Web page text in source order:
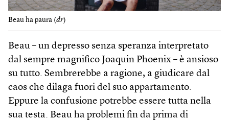
Beau ha paura (dr)
Beau – un depresso senza speranza interpretato
dal sempre magnifico Joaquin Phoenix – è ansioso
su tutto. Sembrerebbe a ragione, a giudicare dal
caos che dilaga fuori del suo appartamento.
Eppure la confusione potrebbe essere tutta nella
sua testa. Beau ha problemi fin da prima di